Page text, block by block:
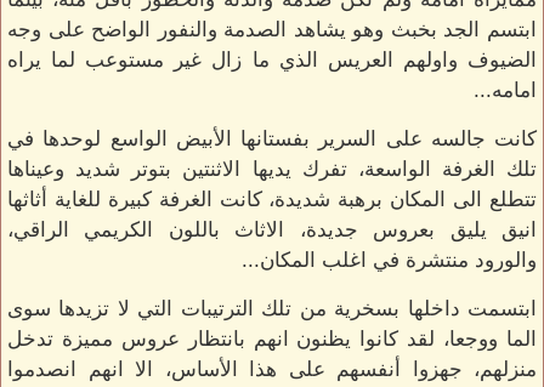
ابتسم الجد بخبث وهو يشاهد الصدمة والنفور الواضح على وجه
الضيوف واولهم العريس الذي ما زال غير مستوعب لما يراه
امامه...
كانت جالسه على السرير بفستانها الأبيض الواسع لوحدها في
تلك الغرفة الواسعة، تفرك يديها الاثنتين بتوتر شديد وعيناها
تتطلع الى المكان برهبة شديدة، كانت الغرفة كبيرة للغاية أثاثها
انيق يليق بعروس جديدة، الاثاث باللون الكريمي الراقي،
والورود منتشرة في اغلب المكان...
ابتسمت داخلها بسخرية من تلك الترتيبات التي لا تزيدها سوى
الما ووجعا، لقد كانوا يظنون انهم بانتظار عروس مميزة تدخل
منزلهم، جهزوا أنفسهم على هذا الأساس، الا انهم انصدموا